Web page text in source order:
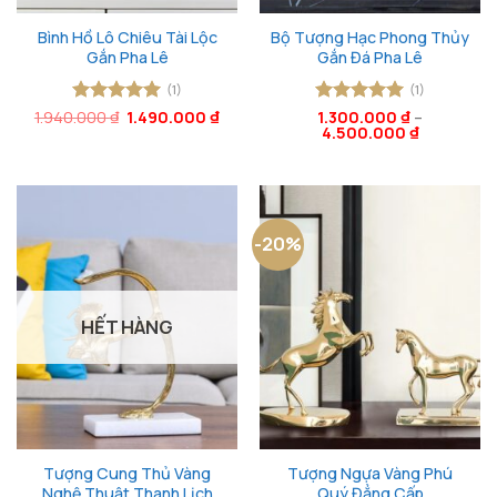
Bình Hồ Lô Chiêu Tài Lộc
Gắn Pha Lê
Được xếp
(1)
1.940.000₫ Giá
1.490.000₫Giá
Bộ Tượng Hạc Phong Thủy
Gắn Đá Pha Lê
Được xếp
hạng55
(1)
1.300.000 ₫ –
4.500.000 ₫
HẾT HÀNG
Tượng Cung Thủ Vàng
-20%
Tượng Ngựa Vàng Phú